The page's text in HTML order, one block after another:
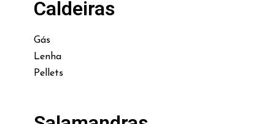
Caldeiras
Gás
Lenha
Pellets